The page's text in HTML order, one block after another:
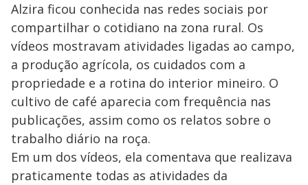
Alzira ficou conhecida nas redes sociais por
compartilhar o cotidiano na zona rural. Os
vídeos mostravam atividades ligadas ao campo,
a produção agrícola, os cuidados com a
propriedade e a rotina do interior mineiro. O
cultivo de café aparecia com frequência nas
publicações, assim como os relatos sobre o
trabalho diário na roça.
Em um dos vídeos, ela comentava que realizava
praticamente todas as atividades da